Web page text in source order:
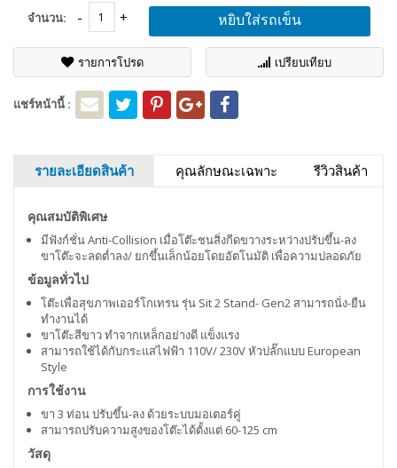
จำนวน: หยิบใส่รถเข็น
รายการโปรด เปรียบเทียบ
แชร์หน้านี้ :
รายละเอียดสินค้า คุณลักษณะเฉพาะ รีวิวสินค้า
คุณสมบัติพิเศษ
มีฟังก์ชั่น Anti-Collision เมื่อโต๊ะชนสิ่งกีดขวางระหว่างปรับขึ้น-ลง
ขาโต๊ะจะลดต่ำลง/ ยกขึ้นเล็กน้อยโดยอัตโนมัติ เพื่อความปลอดภัย
ข้อมูลทั่วไป
โต๊ะเพื่อสุขภาพเออร์โกเทรน รุ่น Sit 2 Stand- Gen2 สามารถนั่ง-ยืน
ทำงานได้
ขาโต๊ะสีขาว ทำจากเหล็กอย่างดี แข็งแรง
สามารถใช้ได้กับกระแสไฟฟ้า 110V/ 230V หัวปลั๊กแบบ European
Style
การใช้งาน
ขา 3 ท่อน ปรับขึ้น-ลง ด้วยระบบมอเตอร์คู่
สามารถปรับความสูงของโต๊ะได้ตั้งแต่ 60-125 cm
วัสดุ